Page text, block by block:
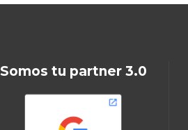
Somos tu partner 3.0